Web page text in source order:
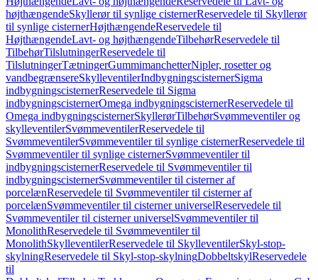
højthængendeSkyllerør til synlige cisternerReservedele til Skyllerør
til synlige cisternerHøjthængendeReservedele til
HøjthængendeLavt- og højthængendeTilbehørReservedele til
TilbehørTilslutningerReservedele til
TilslutningerTætningerGummimanchetterNipler, rosetter og
vandbegrænsereSkylleventilerIndbygningscisternerSigma
indbygningscisternerReservedele til Sigma
indbygningscisternerOmega indbygningscisternerReservedele til
Omega indbygningscisternerSkyllerørTilbehørSvømmeventiler og
skylleventilerSvømmeventilerReservedele til
SvømmeventilerSvømmeventiler til synlige cisternerReservedele til
Svømmeventiler til synlige cisternerSvømmeventiler til
indbygningscisternerReservedele til Svømmeventiler til
indbygningscisternerSvømmeventiler til cisterner af
porcelænReservedele til Svømmeventiler til cisterner af
porcelænSvømmeventiler til cisterner universelReservedele til
Svømmeventiler til cisterner universelSvømmeventiler til
MonolithReservedele til Svømmeventiler til
MonolithSkylleventilerReservedele til SkylleventilerSkyl-stop-
skylningReservedele til Skyl-stop-skylningDobbeltskylReservedele
til